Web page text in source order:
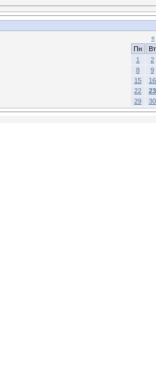
«
Пн
Вт
1
2
8
9
15
16
22
23
29
30